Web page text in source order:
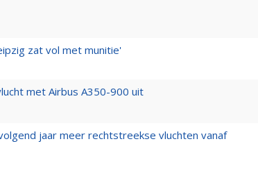
zat vol met munitie'
met Airbus A350-900 uit
jaar meer rechtstreekse vluchten vanaf